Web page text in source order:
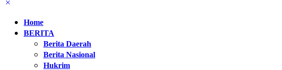
Home
BERITA
Berita Daerah
Berita Nasional
Hukrim